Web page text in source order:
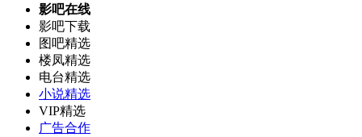
影吧在线
影吧下载
图吧精选
楼凤精选
电台精选
小说精选
VIP精选
广告合作